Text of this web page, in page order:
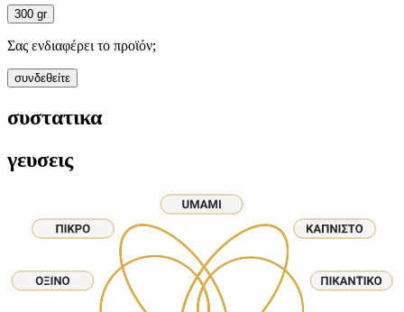
300 gr
Σας ενδιαφέρει το προϊόν;
συνδεθείτε
συστατικα
γευσεις